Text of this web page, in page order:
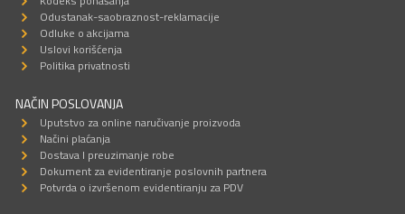
Odustanak-saobraznost-reklamacije
Odluke o akcijama
Uslovi korišćenja
Politika privatnosti
NAČIN POSLOVANJA
Uputstvo za online naručivanje proizvoda
Načini plaćanja
Dostava I preuzimanje robe
Dokument za evidentiranje poslovnih partnera
Potvrda o izvršenom evidentiranju za PDV